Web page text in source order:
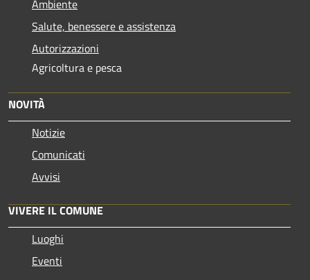
Ambiente
Salute, benessere e assistenza
Autorizzazioni
Agricoltura e pesca
NOVITÀ
Notizie
Comunicati
Avvisi
VIVERE IL COMUNE
Luoghi
Eventi